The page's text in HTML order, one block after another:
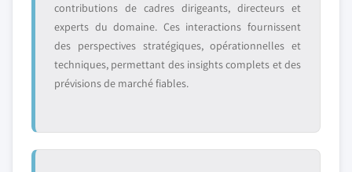
contributions de cadres dirigeants, directeurs et
experts du domaine. Ces interactions fournissent
des perspectives stratégiques, opérationnelles et
techniques, permettant des insights complets et des
prévisions de marché fiables.